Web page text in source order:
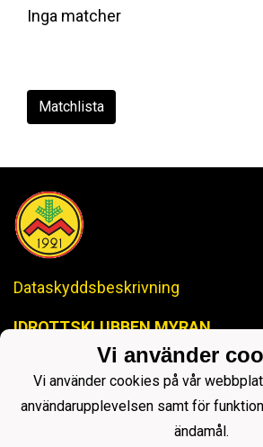
Inga matcher
Matchlista
Dataskyddsbeskrivning
IDROTTSKLUBBEN MYRAN
-Anrik Historia, Lysande Framtid-
ikmyranjopox@gmail.com
Vi använder
Vi använder cookies på vår
användarupplevelsen samt för
ändamål.